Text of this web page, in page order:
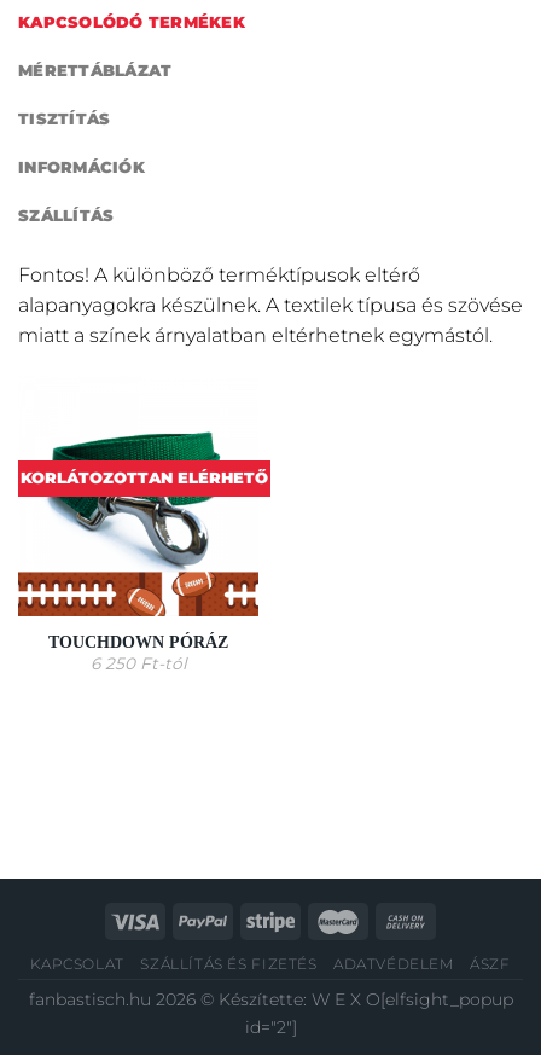
KAPCSOLÓDÓ TERMÉKEK
MÉRETTÁBLÁZAT
TISZTÍTÁS
INFORMÁCIÓK
SZÁLLÍTÁS
Fontos! A különböző terméktípusok eltérő
alapanyagokra készülnek. A textilek típusa és szövése
miatt a színek árnyalatban eltérhetnek egymástól.
KORLÁTOZOTTAN ELÉRHETŐ
TOUCHDOWN PÓRÁZ
6 250 Ft-tól
KAPCSOLAT SZÁLLÍTÁS ÉS FIZETÉS ADATVÉDELEM ÁSZF
fanbastisch.hu 2026 © Készítette: W E X O[elfsight_popup
id="2"]